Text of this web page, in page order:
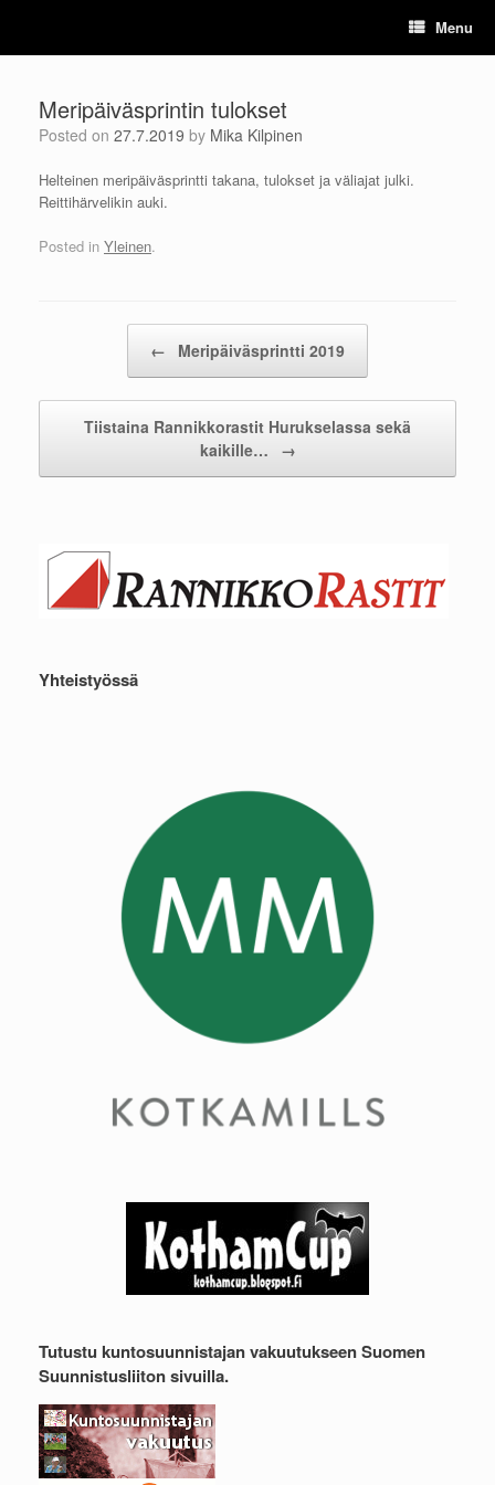
content
Menu
Meripäiväsprintin tulokset
Posted on 27.7.2019 by Mika Kilpinen
Helteinen meripäiväsprintti takana, tulokset ja väliajat julki.
Reittihärvelikin auki.
Posted in Yleinen.
← Meripäiväsprintti 2019
Tiistaina Rannikkorastit Hurukselassa sekä
kaikille…
→
Yhteistyössä
Tutustu kuntosuunnistajan vakuutukseen Suomen
Suunnistusliiton sivuilla.